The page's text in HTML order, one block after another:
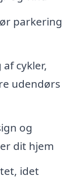
parkering
cykler,
udendørs
og
dit hjem
idet